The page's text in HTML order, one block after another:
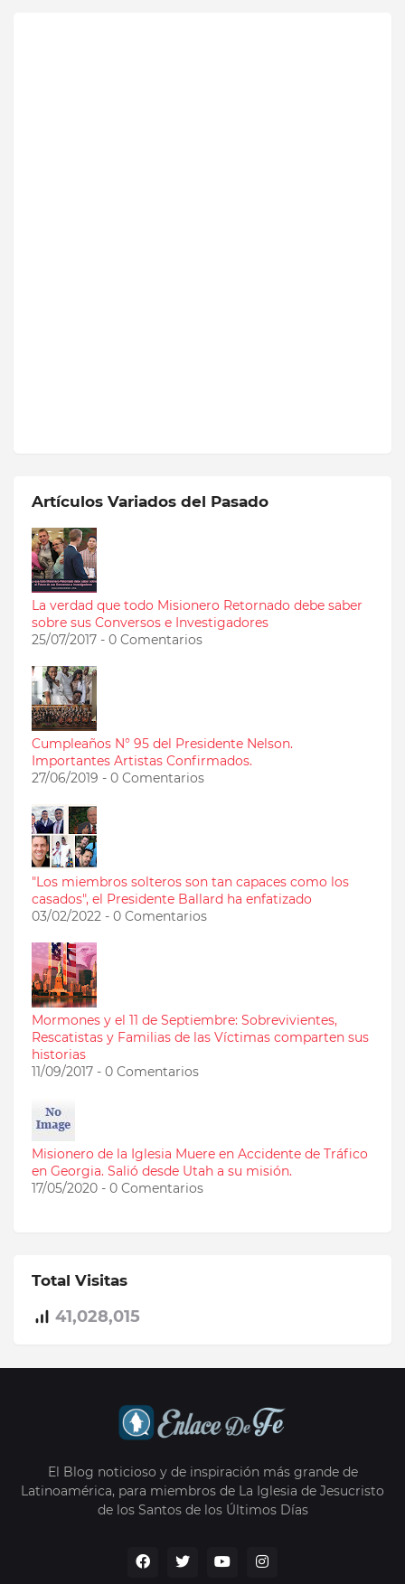
Artículos Variados del Pasado
La verdad que todo Misionero Retornado debe saber
sobre sus Conversos e Investigadores
25/07/2017 - 0 Comentarios
Cumpleaños N° 95 del Presidente Nelson.
Importantes Artistas Confirmados.
27/06/2019 - 0 Comentarios
"Los miembros solteros son tan capaces como los
casados", el Presidente Ballard ha enfatizado
03/02/2022 - 0 Comentarios
Mormones y el 11 de Septiembre: Sobrevivientes,
Rescatistas y Familias de las Víctimas comparten sus
historias
11/09/2017 - 0 Comentarios
Misionero de la Iglesia Muere en Accidente de Tráfico
en Georgia. Salió desde Utah a su misión.
17/05/2020 - 0 Comentarios
Total Visitas
41,028,015
El Blog noticioso y de inspiración más grande de
Latinoamérica, para miembros de La Iglesia de Jesucristo
de los Santos de los Últimos Días